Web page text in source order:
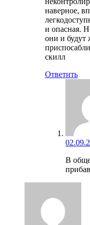
наверное,
и опасная.
они и будут
скилл
Ответить
В